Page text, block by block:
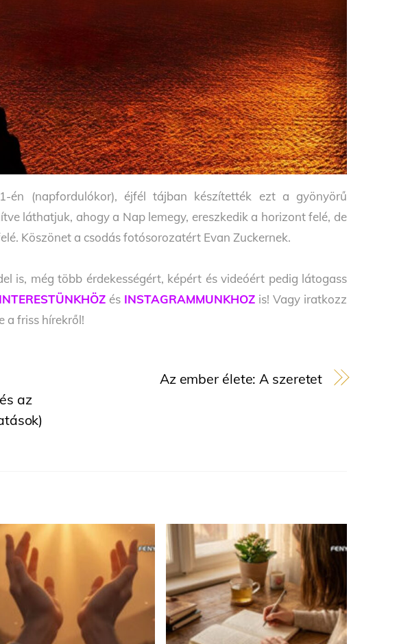
én (napfordulókor), éjfél tájban készítették ezt a gyönyörű
láthatjuk, ahogy a Nap lemegy, ereszkedik a horizont felé, de
Köszönet a csodás fotósorozatért Evan Zuckernek.
is, még több érdekességért, képért és videóért pedig látogass
és INSTAGRAMMUNKHOZ is! Vagy iratkozz
a friss hírekről!
az
Az ember élete: A szeretet